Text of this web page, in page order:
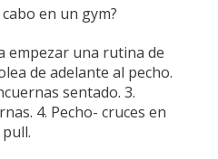
en un gym?
empezar una rutina de
de adelante al pecho.
sentado. 3.
4. Pecho- cruces en